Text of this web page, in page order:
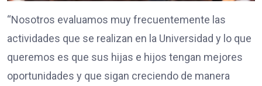
“Nosotros evaluamos muy frecuentemente las
actividades que se realizan en la Universidad y lo que
queremos es que sus hijas e hijos tengan mejores
oportunidades y que sigan creciendo de manera